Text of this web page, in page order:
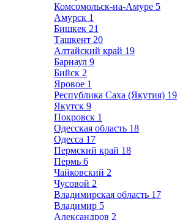
Комсомольск-на-Амуре 5
Амурск 1
Бишкек 21
Ташкент 20
Алтайский край 19
Барнаул 9
Бийск 2
Яровое 1
Республика Саха (Якутия) 19
Якутск 9
Покровск 1
Одесская область 18
Одесса 17
Пермский край 18
Пермь 6
Чайковский 2
Чусовой 2
Владимирская область 17
Владимир 5
Александров 2